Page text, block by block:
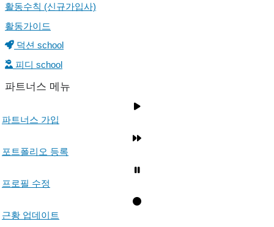
활동수칙 (신규가입사)
활동가이드
덕션 school
피디 school
파트너스 메뉴
파트너스 가입
포트폴리오 등록
프로필 수정
근황 업데이트